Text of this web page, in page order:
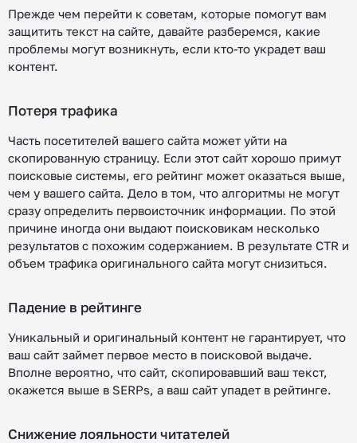
Прежде чем перейти к советам, которые помогут вам
защитить текст на сайте, давайте разберемся, какие
проблемы могут возникнуть, если кто-то украдет ваш
контент.
Потеря трафика
Часть посетителей вашего сайта может уйти на
скопированную страницу. Если этот сайт хорошо примут
поисковые системы, его рейтинг может оказаться выше,
чем у вашего сайта. Дело в том, что алгоритмы не могут
сразу определить первоисточник информации. По этой
причине иногда они выдают поисковикам несколько
результатов с похожим содержанием. В результате CTR и
объем трафика оригинального сайта могут снизиться.
Падение в рейтинге
Уникальный и оригинальный контент не гарантирует, что
ваш сайт займет первое место в поисковой выдаче.
Вполне вероятно, что сайт, скопировавший ваш текст,
окажется выше в SERPs, а ваш сайт упадет в рейтинге.
Снижение лояльности читателей